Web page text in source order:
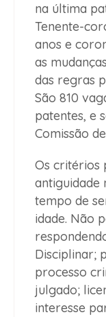
na última
Tenente-
anos e
as
das regras
São 810
patentes, e
Comissão
Os critérios
antiguidade
tempo de
idade. Não
Disciplinar;
processo
julgado;
interesse